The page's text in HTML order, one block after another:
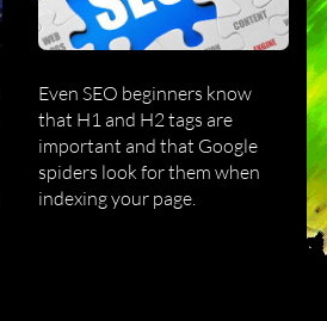
Even SEO beginners know
that H1 and H2 tags are
important and that Google
spiders look for them when
indexing your page.